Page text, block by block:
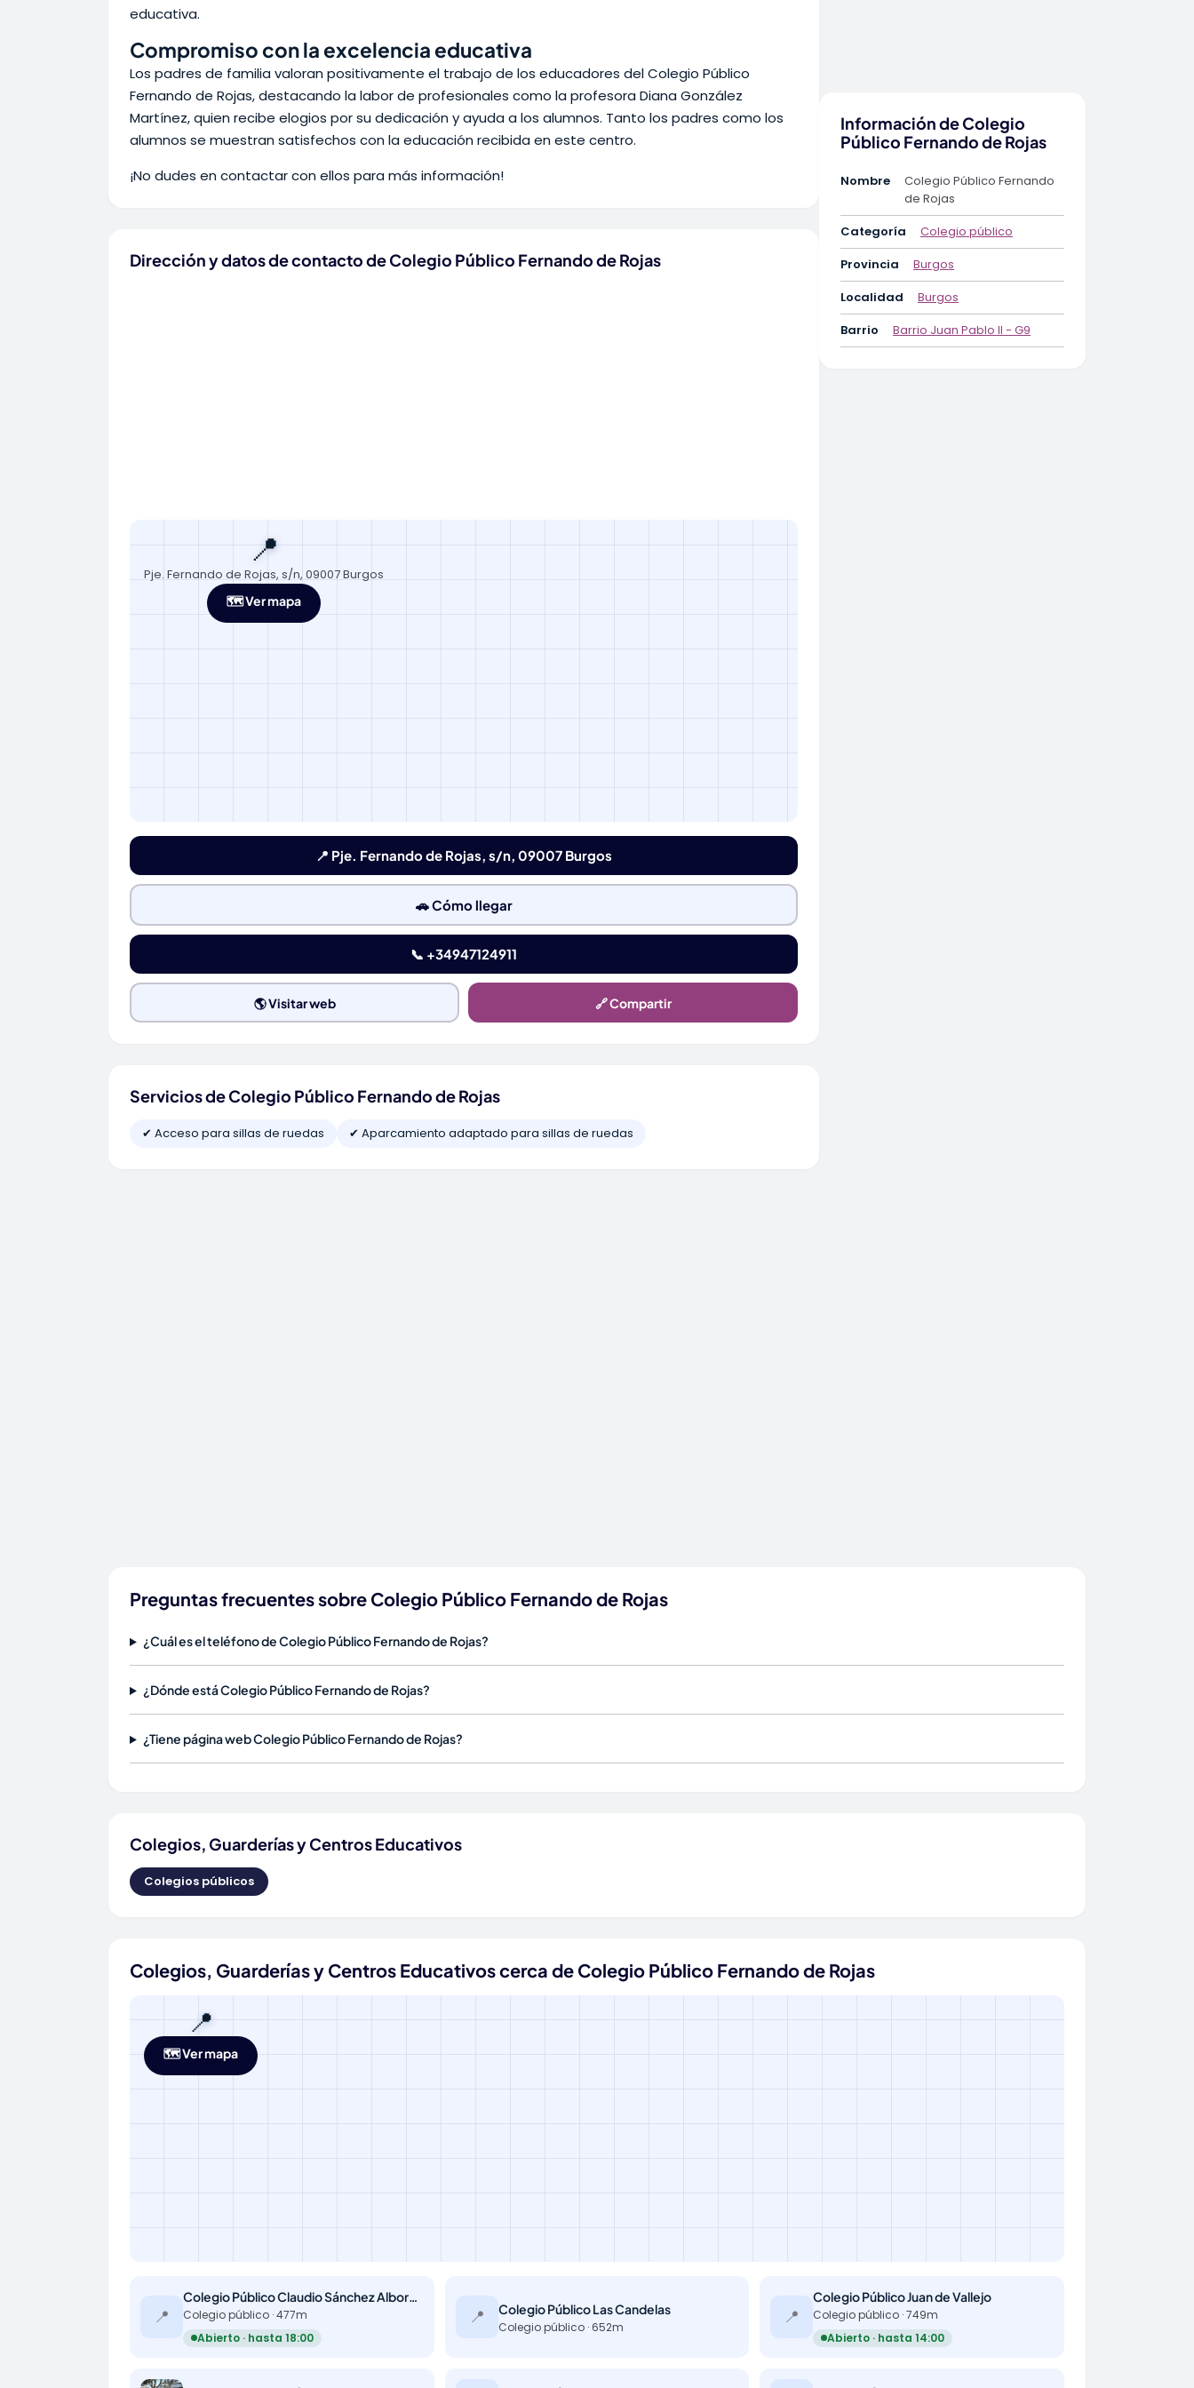
educativa.
Compromiso con la excelencia educativa
Los padres de familia valoran positivamente el trabajo de los educadores del Colegio Público
Fernando de Rojas, destacando la labor de profesionales como la profesora Diana González
Martínez, quien recibe elogios por su dedicación y ayuda a los alumnos. Tanto los padres como los
alumnos se muestran satisfechos con la educación recibida en este centro.
¡No dudes en contactar con ellos para más información!
Dirección y datos de contacto de Colegio Público Fernando de Rojas
📍
Pje. Fernando de Rojas, s/n, 09007 Burgos
🗺️ Ver mapa
📍 Pje. Fernando de Rojas, s/n, 09007 Burgos
🚗 Cómo llegar
📞 +34947124911
🌎 Visitar web 🔗 Compartir
Servicios de Colegio Público Fernando de Rojas
✔ Acceso para sillas de ruedas ✔ Aparcamiento adaptado para sillas de ruedas
Información de Colegio
Público Fernando de Rojas
Nombre
Colegio Público Fernando
de Rojas
Categoría
Colegio público
Provincia
Burgos
Localidad
Burgos
Barrio
Barrio Juan Pablo II - G9
Preguntas frecuentes sobre Colegio Público Fernando de Rojas
¿Cuál es el teléfono de Colegio Público Fernando de Rojas?
¿Dónde está Colegio Público Fernando de Rojas?
¿Tiene página web Colegio Público Fernando de Rojas?
Colegios, Guarderías y Centros Educativos
Colegios públicos
Colegios, Guarderías y Centros Educativos cerca de Colegio Público Fernando de Rojas
📍
🗺️ Ver mapa
📍
Colegio Público Claudio Sánchez Albornoz
Colegio público · 477m
Abierto · hasta 18:00
📍 Colegio Público Las Candelas
Colegio público · 652m 📍
Colegio Público Juan de Vallejo
Colegio público · 749m
Abierto · hasta 14:00